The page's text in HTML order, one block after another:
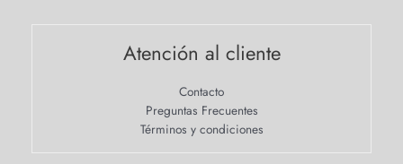
Atención al cliente
Contacto
Preguntas Frecuentes
Términos y condiciones